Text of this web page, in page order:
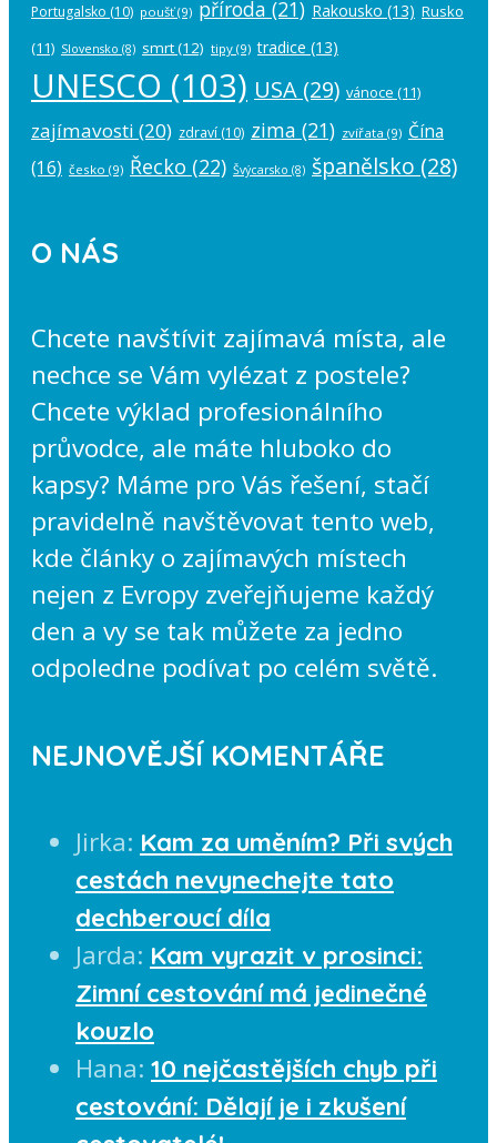
Portugalsko (10) poušť(9) příroda (21) Rakousko (13) Rusko
(11) Slovensko (8) smrt(12) tipy (9) tradice (13)
UNESCO (103) USA (29) vánoce (11)
zajímavosti (20) zdraví (10) zima (21) zvířata (9) Čína
(16) česko (9) Řecko (22) Švýcarsko (8) španělsko (28)
O NÁS
Chcete navštívit zajímavá místa, ale
nechce se Vám vylézat z postele?
Chcete výklad profesionálního
průvodce, ale máte hluboko do
kapsy? Máme pro Vás řešení, stačí
pravidelně navštěvovat tento web,
kde články o zajímavých místech
nejen z Evropy zveřejňujeme každý
den a vy se tak můžete za jedno
odpoledne podívat po celém světě.
NEJNOVĚJŠÍ KOMENTÁŘE
Jirka: Kam za uměním? Při svých
cestách nevynechejte tato
dechberoucí díla
Jarda: Kam vyrazit v prosinci:
Zimní cestování má jedinečné
kouzlo
Hana: 10 nejčastějších chyb při
cestování: Dělají je i zkušení